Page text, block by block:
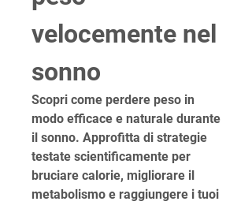
velocemente nel
sonno
Scopri come perdere peso in
modo efficace e naturale durante
il sonno. Approfitta di strategie
testate scientificamente per
bruciare calorie, migliorare il
metabolismo e raggiungere i tuoi